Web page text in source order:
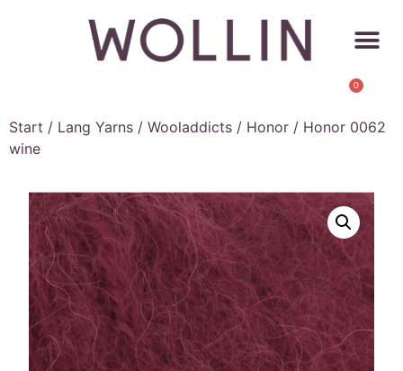
0
Start / Lang Yarns / Wooladdicts / Honor / Honor 0062
wine